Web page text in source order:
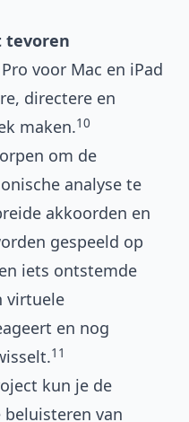
tevoren
voor Mac en iPad
directere en
maken.10
om de
analyse te
akkoorden en
gespeeld op
iets ontstemde
virtuele
en nog
11
kun je de
beluisteren van